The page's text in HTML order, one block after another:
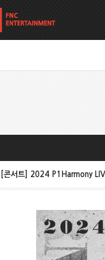
[콘서트] 2024 P1Harmony